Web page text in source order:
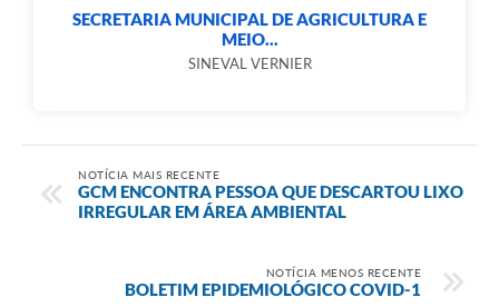
SECRETARIA MUNICIPAL DE AGRICULTURA E
MEIO...
SINEVAL VERNIER
NOTÍCIA MAIS RECENTE
GCM ENCONTRA PESSOA QUE DESCARTOU LIXO
IRREGULAR EM ÁREA AMBIENTAL
NOTÍCIA MENOS RECENTE
BOLETIM EPIDEMIOLÓGICO COVID-1